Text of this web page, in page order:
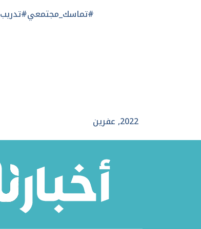
#تماسك_مجتمعي#تدريب
2022
,عفرين